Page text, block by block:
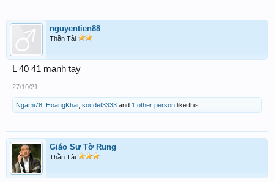
nguyentien88
Thần Tài
L 40 41 mạnh tay
27/10/21
Ngami78 HoangKhai socdet3333 and 1 other person like this.
Giáo Sư Tờ Rung
Thần Tài